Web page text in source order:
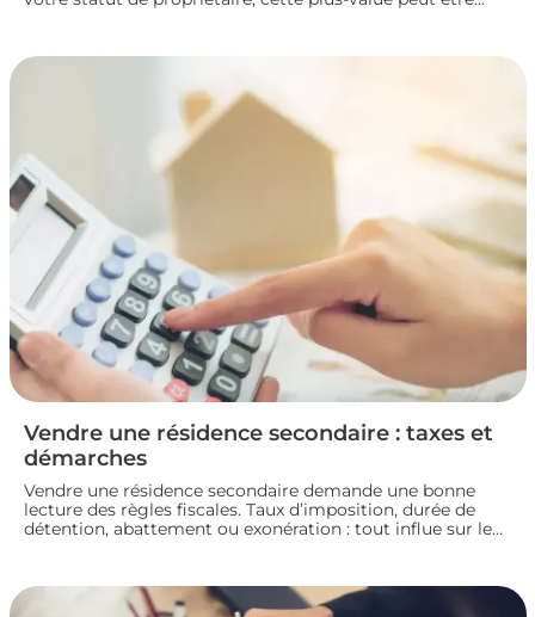
exonérations et démarches à connaître avant de signer
Vendre une résidence secondaire : taxes et
démarches
Vendre une résidence secondaire demande une bonne
lecture des règles fiscales. Taux d’imposition, durée de
détention, abattement ou exonération : tout influe sur le
les meilleures conditions. Zoom sur les démarches et les
taxes à connaître avant de se lancer.